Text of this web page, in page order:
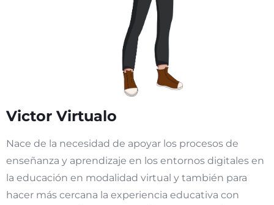
Victor Virtualo
Nace de la necesidad de apoyar los procesos de
enseñanza y aprendizaje en los entornos digitales en
la educación en modalidad virtual y también para
hacer más cercana la experiencia educativa con